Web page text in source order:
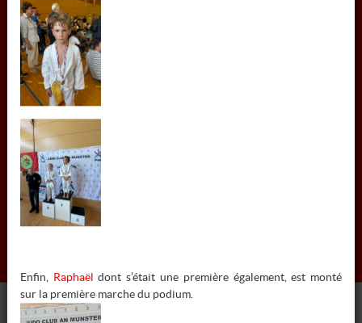
Les cours
Les acteurs
Galerie photos
RESTEZ INFORMÉS
RETROUVEZ-NOUS SUR...
Enfin, Raphaëldont s’était une première également, est monté
sur la première marche du podium.